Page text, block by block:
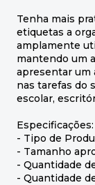
Tenha mais
etiquetas a
amplamente
mantendo um
apresentar um
nas tarefas do
escolar,
Especificações:
- Tipo de
- Tamanho
- Quantidade
- Quantidade